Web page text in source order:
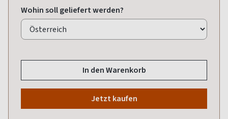
Wohin soll geliefert werden?
In den Warenkorb
Jetzt kaufen